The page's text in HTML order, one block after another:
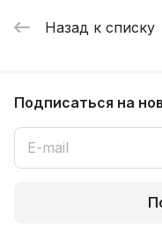
Назад к списку
Подписаться на